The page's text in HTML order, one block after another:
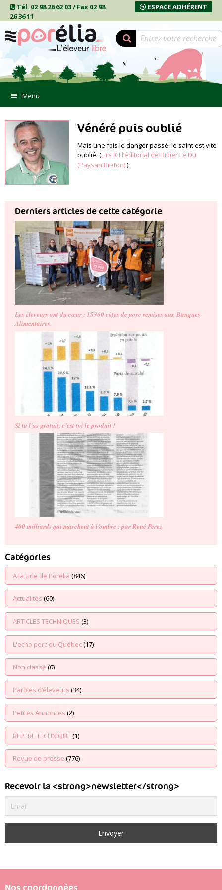
Tél. 02 98 26 62 03 / Fax 02 98
26 36 11
ESPACE ADHÉRENT
Menu
Vénéré puis oublié
Mais une fois le danger passé, le saint est vite
oublié. (Lire ICI l’éditorial de Didier Le Du
(Paysan Breton))
Derniers articles de cette catégorie
Les éleveurs ont du cœur : 15360 côtes de porc remises aux Banques
Alimentaires
Si tu l’as gratuit, c’est toi le produit !
400 milliards qui marchent à l’ombre : par René Perez
Catégories
A la Une de Porelia (846)
Actualités (60)
ARTICLES TECHNIQUES (3)
L'echo porc du Québec(17)
Non classé (6)
Paroles d’éleveurs (34)
Petites Annonces (2)
REPERE TECHNIQUE (1)
Revue de presse (776)
Recevoir la <strong>newsletter</strong>
Nos coordonnées